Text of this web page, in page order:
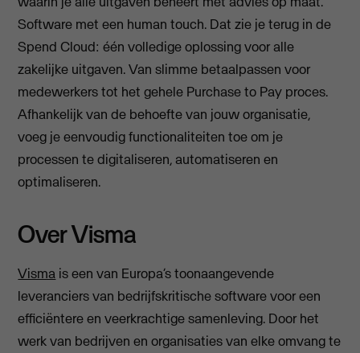
Software met een human touch. Dat zie je terug in de
Spend Cloud: één volledige oplossing voor alle
zakelijke uitgaven. Van slimme betaalpassen voor
medewerkers tot het gehele Purchase to Pay proces.
Afhankelijk van de behoefte van jouw organisatie,
voeg je eenvoudig functionaliteiten toe om je
processen te digitaliseren, automatiseren en
optimaliseren.
Over Visma
Visma is een van Europa’s toonaangevende
leveranciers van bedrijfskritische software voor een
efficiëntere en veerkrachtige samenleving. Door het
werk van bedrijven en organisaties van elke omvang te